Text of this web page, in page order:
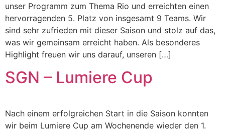
unser Programm zum Thema Rio und erreichten einen
hervorragenden 5. Platz von insgesamt 9 Teams. Wir
sind sehr zufrieden mit dieser Saison und stolz auf das,
was wir gemeinsam erreicht haben. Als besonderes
Highlight freuen wir uns darauf, unseren […]
SGN – Lumiere Cup
Nach einem erfolgreichen Start in die Saison konnten
wir beim Lumiere Cup am Wochenende wieder den 1.